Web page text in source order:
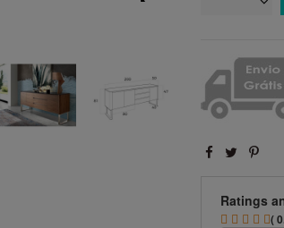
Ratings
(